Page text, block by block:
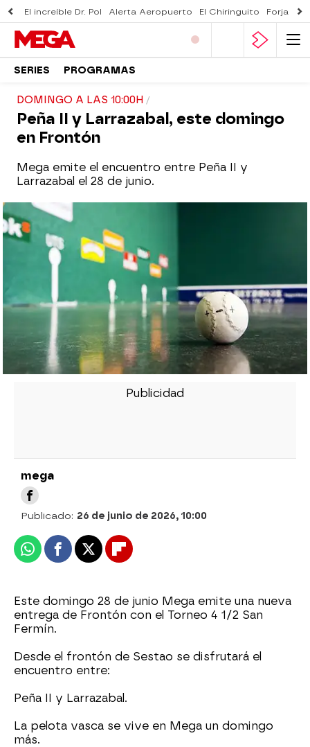
El increíble Dr. Pol Alerta Aeropuerto El Chiringuito Forjado
SERIES PROGRAMAS
DOMINGO A LAS 10:00H
Peña II y Larrazabal, este domingo
en Frontón
Mega emite el encuentro entre Peña II y
Larrazabal el 28 de junio.
mega
Publicado: 26 de junio de 2026, 10:00
WhatsappFacebook
X Flipboard
Este domingo 28 de junio Mega emite una nueva
entrega de Frontón con el Torneo 4 1/2 San
Fermín.
Desde el frontón de Sestao se disfrutará el
encuentro entre:
Peña II y Larrazabal.
La pelota vasca se vive en Mega un domingo
más.